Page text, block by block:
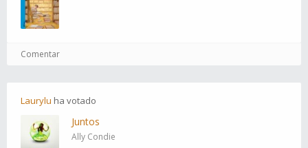
Comentar
Laurylu ha votado
Juntos
Ally Condie